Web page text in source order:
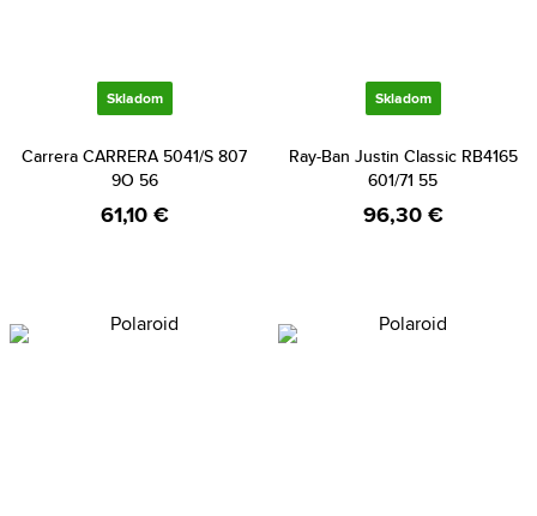
Skladom
Carrera CARRERA 5041/S 807
9O 56
61,10 €
Skladom
Ray-Ban Justin Classic RB4165
601/71 55
96,30 €